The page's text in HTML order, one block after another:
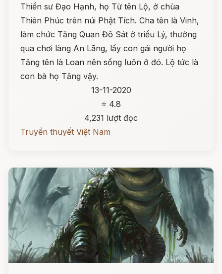
Thiền sư Đạo Hạnh, họ Từ tên Lộ, ở chùa
Thiên Phúc trên núi Phật Tích. Cha tên là Vinh,
làm chức Tăng Quan Đô Sát ở triều Lý, thường
qua chơi làng An Lãng, lấy con gái người họ
Tăng tên là Loan nên sống luôn ở đó. Lộ tức là
con bà họ Tăng vậy.
13-11-2020
⭐ 4.8
4,231 lượt đọc
Truyền thuyết Việt Nam